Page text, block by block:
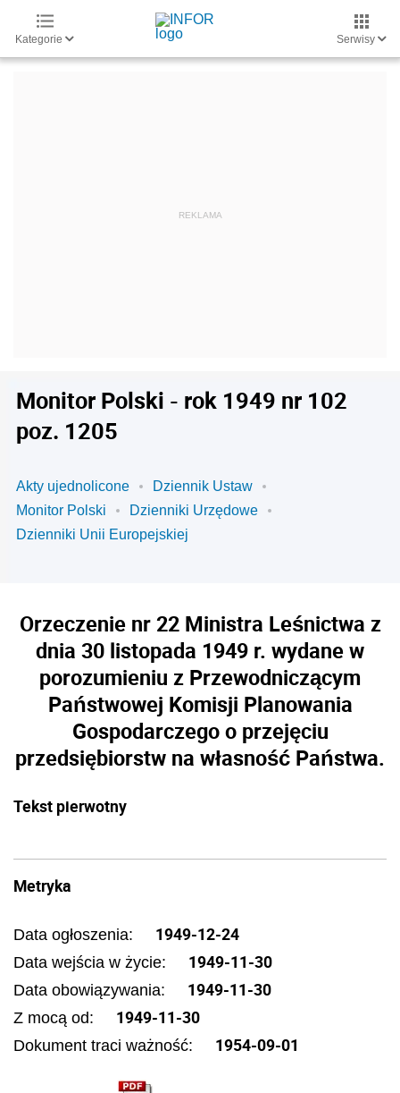
Kategorie Serwisy
Monitor Polski - rok 1949 nr 102
poz. 1205
Akty ujednolicone
Dziennik Ustaw
Monitor Polski
Dzienniki Urzędowe
Dzienniki Unii Europejskiej
Orzeczenie nr 22 Ministra Leśnictwa z
dnia 30 listopada 1949 r. wydane w
porozumieniu z Przewodniczącym
Państwowej Komisji Planowania
Gospodarczego o przejęciu
przedsiębiorstw na własność Państwa.
Tekst pierwotny
Metryka
Data ogłoszenia: 1949-12-24
Data wejścia w życie: 1949-11-30
Data obowiązywania: 1949-11-30
Z mocą od: 1949-11-30
Dokument traci ważność: 1954-09-01